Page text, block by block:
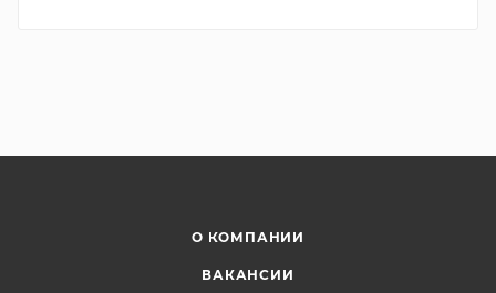
О КОМПАНИИ
ВАКАНСИИ